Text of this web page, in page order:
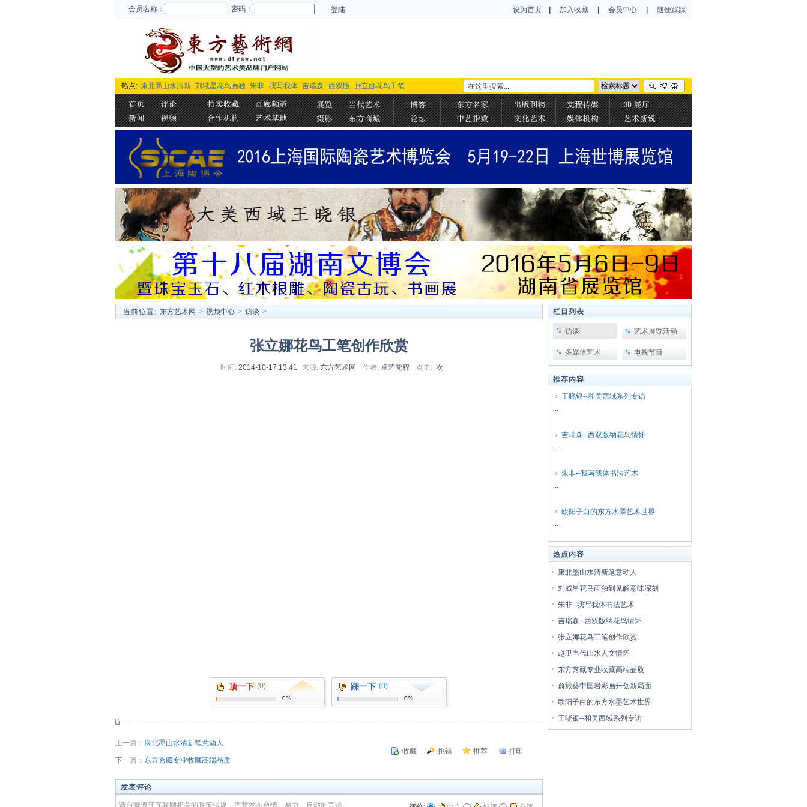
会员名称： 密码： 登陆 设为首页 加入收藏 会员中心 随便踩踩
热点: 康北墨山水清新 刘域星花鸟画独 朱非--我写我体 吉瑞森--西双版 张立娜花鸟工笔
当前位置: 东方艺术网 > 视频中心 > 访谈 >
张立娜花鸟工笔创作欣赏
时间: 2014-10-17 13:41 来源: 东方艺术网 作者: 卓艺梵程 点击: 次
顶一下 (0)
0%
踩一下 (0)
0%
上一篇： 康北墨山水清新笔意动人
下一篇： 东方秀藏专业收藏高端品质
收藏 挑错 推荐 打印
发表评论
请自觉遵守互联网相关的政策法规，严禁发布色情、暴力、反动的言论。
栏目列表
访谈 艺术展览活动
多媒体艺术 电视节目
推荐内容
王晓银--和美西域系列专访
...
吉瑞森--西双版纳花鸟情怀
...
朱非--我写我体书法艺术
...
欧阳子白的东方水墨艺术世界
...
热点内容
康北墨山水清新笔意动人
刘域星花鸟画独到见解意味深刻
朱非--我写我体书法艺术
吉瑞森--西双版纳花鸟情怀
张立娜花鸟工笔创作欣赏
赵卫当代山水人文情怀
东方秀藏专业收藏高端品质
俞旅葵中国岩彩画开创新局面
欧阳子白的东方水墨艺术世界
王晓银--和美西域系列专访